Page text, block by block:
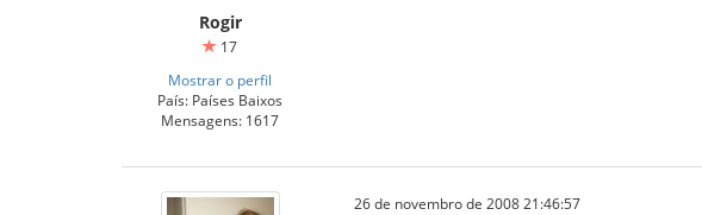
Rogir
17
Mostrar o perfil
País: Países Baixos
Mensagens: 1617
26 de novembro de 2008 21:46:57